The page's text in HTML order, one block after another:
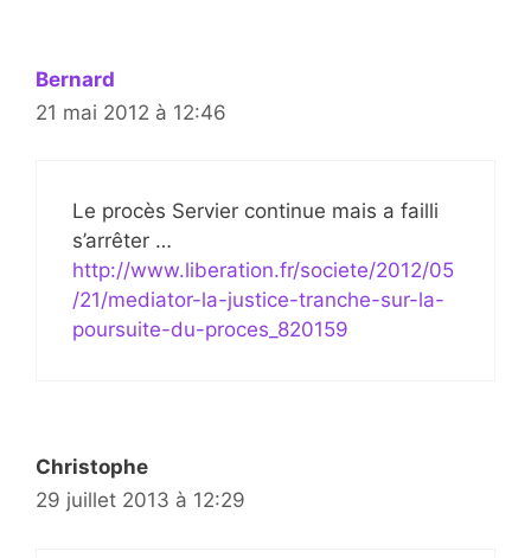
Bernard
21 mai 2012 à 12:46
Le procès Servier continue mais a failli
s’arrêter …
http://www.liberation.fr/societe/2012/05
/21/mediator-la-justice-tranche-sur-la-
poursuite-du-proces_820159
Christophe
29 juillet 2013 à 12:29